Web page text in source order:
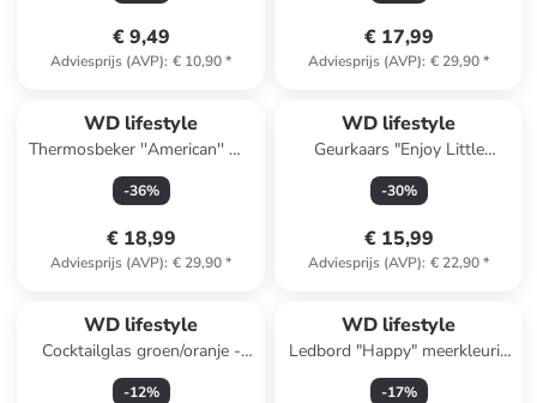
€ 9,49
Adviesprijs (AVP): € 10,90*
€ 17,99
Adviesprijs (AVP): € 29,90*
WD lifestyle
Thermosbeker ''American'' wit
- 1,2 l
-36%
€ 18,99
Adviesprijs (AVP): € 29,90*
WD lifestyle
Geurkaars "Enjoy Little
Things" blauw - 440 g
-30%
€ 15,99
Adviesprijs (AVP): € 22,90*
WD lifestyle
Cocktailglas groen/oranje -
490 ml
-12%
WD lifestyle
Ledbord "Happy" meerkleurig
- (B)23 x (H)13 cm
-17%